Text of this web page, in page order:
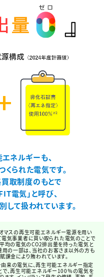
ネルギーも、
られた電気です。
取制度のもとで
電気」と呼び、
て扱われています。
オマスの再生可能エネルギー電源を用い
電気事業者に買い取られた電気のことで
均の電気のCO2排出量を持った電気と
用の一部は、当社のお客さま以外の方も
金により賄われています。
来の電気に、再生可能エネルギー指定
、再生可能エネルギー100％の電気を